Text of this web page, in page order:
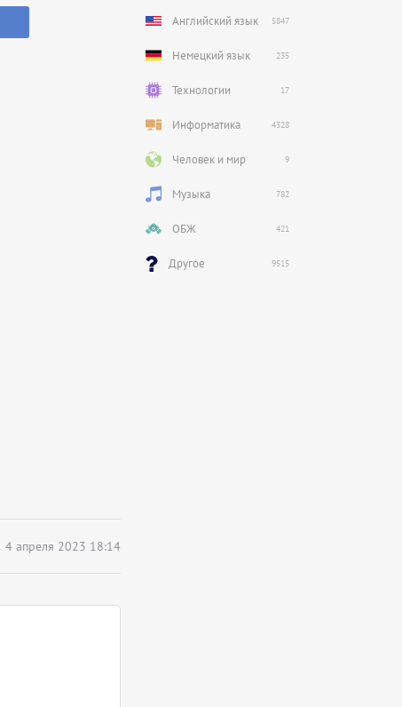
4 апреля 2023 18:14
Английский язык 5847
Немецкий язык 235
Технологии 17
Информатика 4328
Человек и мир 9
Музыка 782
ОБЖ 421
Другое 9515